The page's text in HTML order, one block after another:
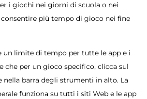
i giochi nei giorni di scuola o nei
più tempo di gioco nei fine
un limite di tempo per tutte le app e i
che per un gioco specifico, clicca sul
nella barra degli strumenti in alto. La
funziona su tutti i siti Web e le app